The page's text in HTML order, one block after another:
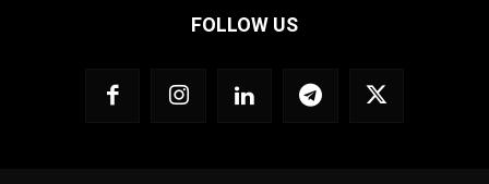
FOLLOW US